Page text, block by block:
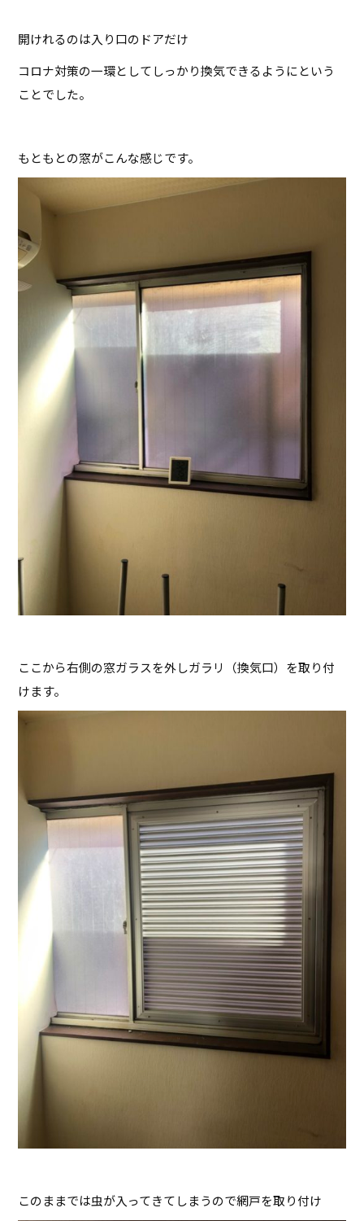
開けれるのは入り口のドアだけ
コロナ対策の一環としてしっかり換気できるようにという
ことでした。
もともとの窓がこんな感じです。
ここから右側の窓ガラスを外しガラリ（換気口）を取り付
けます。
このままでは虫が入ってきてしまうので網戸を取り付け